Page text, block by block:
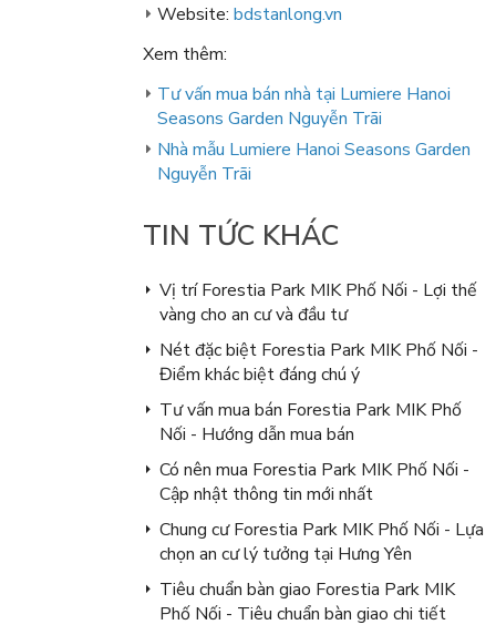
Website: bdstanlong.vn
Xem thêm:
Tư vấn mua bán nhà tại Lumiere Hanoi
Seasons Garden Nguyễn Trãi
Nhà mẫu Lumiere Hanoi Seasons Garden
Nguyễn Trãi
TIN TỨC KHÁC
Vị trí Forestia Park MIK Phố Nối - Lợi thế
vàng cho an cư và đầu tư
Nét đặc biệt Forestia Park MIK Phố Nối -
Điểm khác biệt đáng chú ý
Tư vấn mua bán Forestia Park MIK Phố
Nối - Hướng dẫn mua bán
Có nên mua Forestia Park MIK Phố Nối -
Cập nhật thông tin mới nhất
Chung cư Forestia Park MIK Phố Nối - Lựa
chọn an cư lý tưởng tại Hưng Yên
Tiêu chuẩn bàn giao Forestia Park MIK
Phố Nối - Tiêu chuẩn bàn giao chi tiết